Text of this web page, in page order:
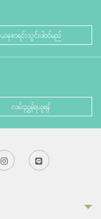
ယခုစာရင်းသွင်းပါဝင်မည်
လမ်းညွှန်ရယူရန်